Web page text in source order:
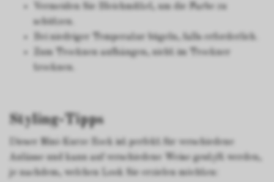
Vermeiden Sie Bleichmittel, um die Farbe zu
schützen.
Bei niedriger Temperatur bügeln, falls erforderlich.
Zum Trocknen aufhängen, nicht im Trockner
trocknen.
Styling-Tipps
Dieser Mini-Kurze Rock ist perfekt für verschiedene
Anlässe und kann auf verschiedene Weise gestylt werden,
je nachdem, welchen Look Sie erzielen möchten: